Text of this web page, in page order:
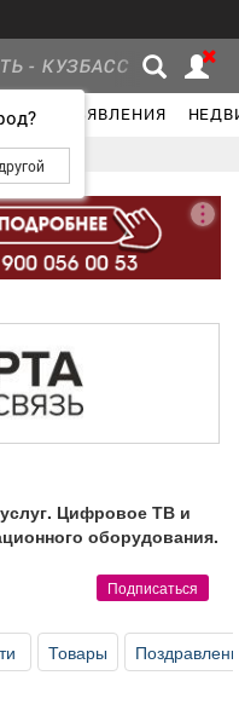
- КУЗБАСС
ОБЪЯВЛЕНИЯ
Услуги
Компании
Цифровое ТВ и
оборудования.
Подписаться
Товары